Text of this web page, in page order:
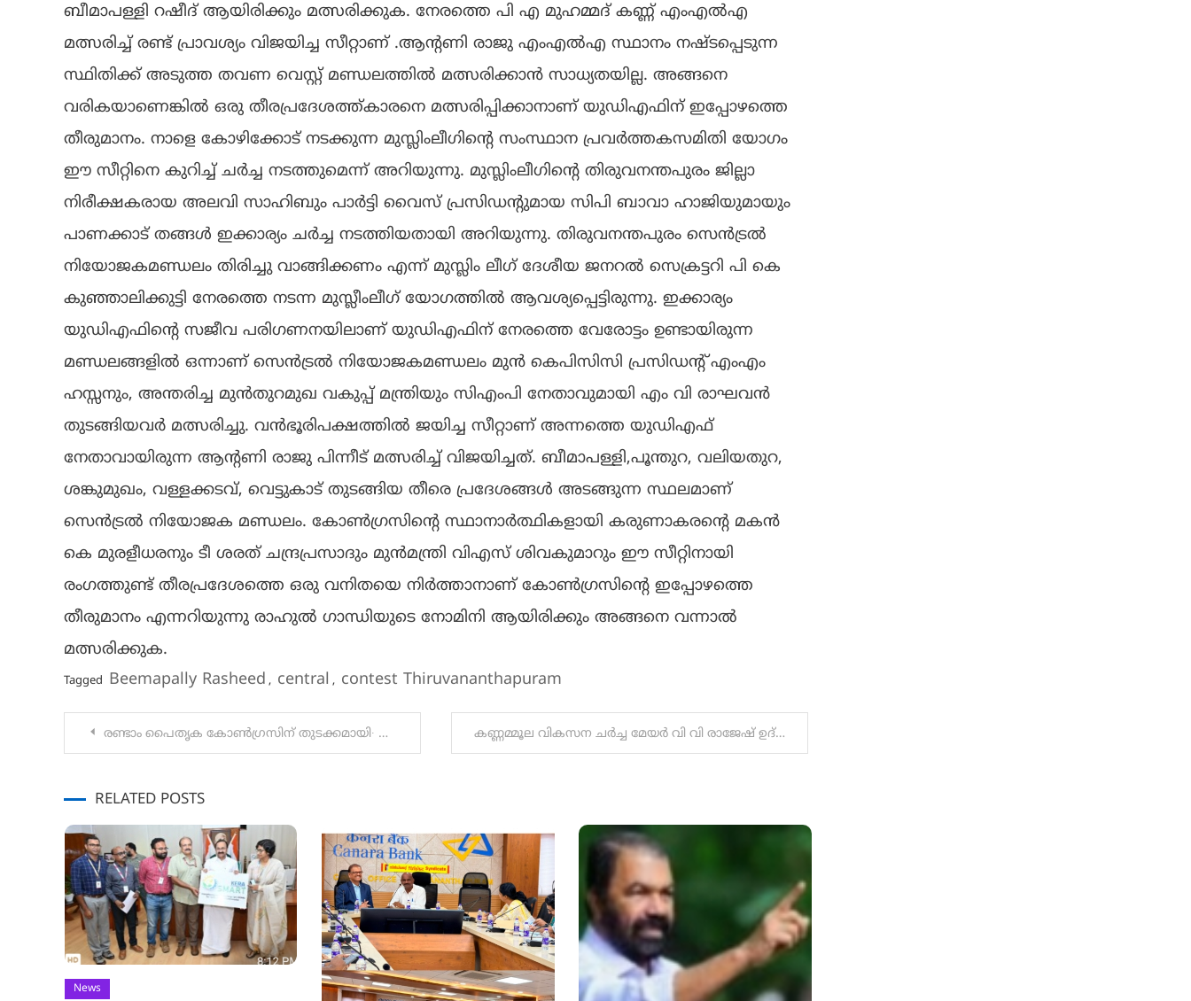
ബീമാപള്ളി റഷീദ് ആയിരിക്കും മത്സരിക്കുക. നേരത്തെ പി എ മുഹമ്മദ് കണ്ണ് എംഎൽഎ
മത്സരിച്ച് രണ്ട് പ്രാവശ്യം വിജയിച്ച സീറ്റാണ് .ആന്റണി രാജു എംഎൽഎ സ്ഥാനം നഷ്ടപ്പെടുന്ന
സ്ഥിതിക്ക് അടുത്ത തവണ വെസ്റ്റ് മണ്ഡലത്തിൽ മത്സരിക്കാൻ സാധ്യതയില്ല. അങ്ങനെ
വരികയാണെങ്കിൽ ഒരു തീരപ്രദേശത്ത്കാരനെ മത്സരിപ്പിക്കാനാണ് യുഡിഎഫിന് ഇപ്പോഴത്തെ
തീരുമാനം. നാളെ കോഴിക്കോട് നടക്കുന്ന മുസ്ലിംലീഗിന്റെ സംസ്ഥാന പ്രവർത്തകസമിതി യോഗം
ഈ സീറ്റിനെ കുറിച്ച് ചർച്ച നടത്തുമെന്ന് അറിയുന്നു. മുസ്ലിംലീഗിന്റെ തിരുവനന്തപുരം ജില്ലാ
നിരീക്ഷകരായ അലവി സാഹിബും പാർട്ടി വൈസ് പ്രസിഡന്റുമായ സിപി ബാവാ ഹാജിയുമായും
പാണക്കാട് തങ്ങൾ ഇക്കാര്യം ചർച്ച നടത്തിയതായി അറിയുന്നു. തിരുവനന്തപുരം സെൻട്രൽ
നിയോജകമണ്ഡലം തിരിച്ചു വാങ്ങിക്കണം എന്ന് മുസ്ലിം ലീഗ് ദേശീയ ജനറൽ സെക്രട്ടറി പി കെ
കുഞ്ഞാലിക്കുട്ടി നേരത്തെ നടന്ന മുസ്ലീംലീഗ് യോഗത്തിൽ ആവശ്യപ്പെട്ടിരുന്നു. ഇക്കാര്യം
യുഡിഎഫിന്റെ സജീവ പരിഗണനയിലാണ് യുഡിഎഫിന് നേരത്തെ വേരോട്ടം ഉണ്ടായിരുന്ന
മണ്ഡലങ്ങളിൽ ഒന്നാണ് സെൻട്രൽ നിയോജകമണ്ഡലം മുൻ കെപിസിസി പ്രസിഡന്റ് എംഎം
ഹസ്സനും, അന്തരിച്ച മുൻതുറമുഖ വകുപ്പ് മന്ത്രിയും സിഎംപി നേതാവുമായി എം വി രാഘവൻ
തുടങ്ങിയവർ മത്സരിച്ചു. വൻഭൂരിപക്ഷത്തിൽ ജയിച്ച സീറ്റാണ് അന്നത്തെ യുഡിഎഫ്
നേതാവായിരുന്ന ആന്റണി രാജു പിന്നീട് മത്സരിച്ച് വിജയിച്ചത്. ബീമാപള്ളി,പൂന്തുറ, വലിയതുറ,
ശങ്കുമുഖം, വള്ളക്കടവ്, വെട്ടുകാട് തുടങ്ങിയ തീരെ പ്രദേശങ്ങൾ അടങ്ങുന്ന സ്ഥലമാണ്
സെൻട്രൽ നിയോജക മണ്ഡലം. കോൺഗ്രസിന്റെ സ്ഥാനാർത്ഥികളായി കരുണാകരന്റെ മകൻ
കെ മുരളീധരനും ടീ ശരത് ചന്ദ്രപ്രസാദും മുൻമന്ത്രി വിഎസ് ശിവകുമാറും ഈ സീറ്റിനായി
രംഗത്തുണ്ട് തീരപ്രദേശത്തെ ഒരു വനിതയെ നിർത്താനാണ് കോൺഗ്രസിന്റെ ഇപ്പോഴത്തെ
തീരുമാനം എന്നറിയുന്നു രാഹുൽ ഗാന്ധിയുടെ നോമിനി ആയിരിക്കും അങ്ങനെ വന്നാൽ
മത്സരിക്കുക.
Tagged Beemapally Rasheed , central , contest Thiruvananthapuram
രണ്ടാം പൈതൃക കോൺഗ്രസിന് തുടക്കമായി∙ സിനിമാ ഡോക്യുമെന്ററി ഫെസ്റ്റിവൽ നടന്നു കണ്ണമ്മൂല വികസന ചർച്ച മേയർ വി വി രാജേഷ് ഉദ്ഘാടനം ചെയ്തു
RELATED POSTS
News